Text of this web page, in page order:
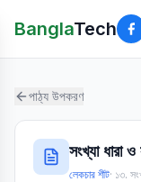
BanglaTech
পাঠ্য উপকরণ
সংখ্যা ধারা
লেকচার শীট· ১৩.